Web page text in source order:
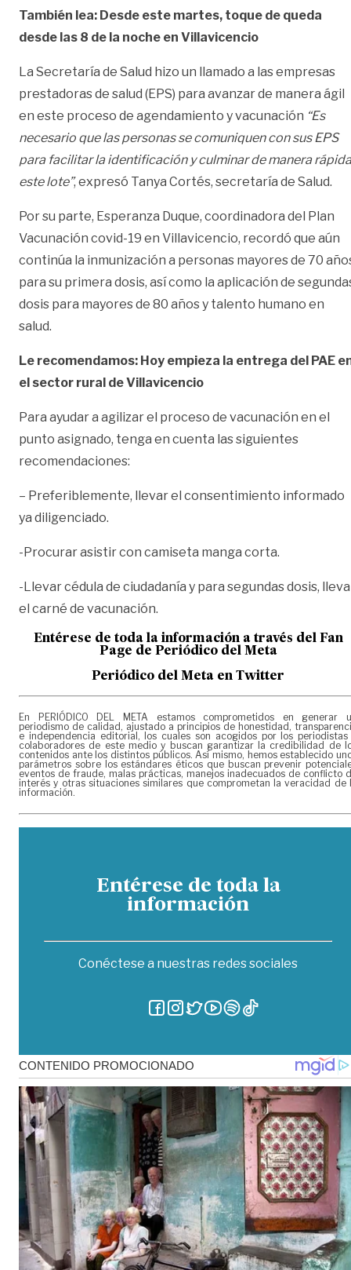
También lea: Desde este martes, toque de queda
desde las 8 de la noche en Villavicencio
La Secretaría de Salud hizo un llamado a las empresas
prestadoras de salud (EPS) para avanzar de manera ágil
en este proceso de agendamiento y vacunación “Es
necesario que las personas se comuniquen con sus EPS
para facilitar la identificación y culminar de manera rápida
este lote”, expresó Tanya Cortés, secretaría de Salud.
Por su parte, Esperanza Duque, coordinadora del Plan
Vacunación covid-19 en Villavicencio, recordó que aún
continúa la inmunización a personas mayores de 70
para su primera dosis, así como la aplicación de
dosis para mayores de 80 años y talento humano en
salud.
Le recomendamos: Hoy empieza la entrega del PAE
el sector rural de Villavicencio
Para ayudar a agilizar el proceso de vacunación en el
punto asignado, tenga en cuenta las siguientes
recomendaciones:
– Preferiblemente, llevar el consentimiento informado
ya diligenciado.
-Procurar asistir con camiseta manga corta.
-Llevar cédula de ciudadanía y para segundas dosis,
el carné de vacunación.
Entérese de toda la información a través del Fan
Page de Periódico del Meta
Periódico del Meta en Twitter
En PERIÓDICO DEL META estamos comprometidos en generar
periodismo de calidad, ajustado a principios de honestidad,
e independencia editorial, los cuales son acogidos por los periodistas
colaboradores de este medio y buscan garantizar la credibilidad de
contenidos ante los distintos públicos. Así mismo, hemos establecido
parámetros sobre los estándares éticos que buscan prevenir
eventos de fraude, malas prácticas, manejos inadecuados de conflicto
interés y otras situaciones similares que comprometan la veracidad de
información.
Entérese de toda la
información
Conéctese a nuestras redes sociales